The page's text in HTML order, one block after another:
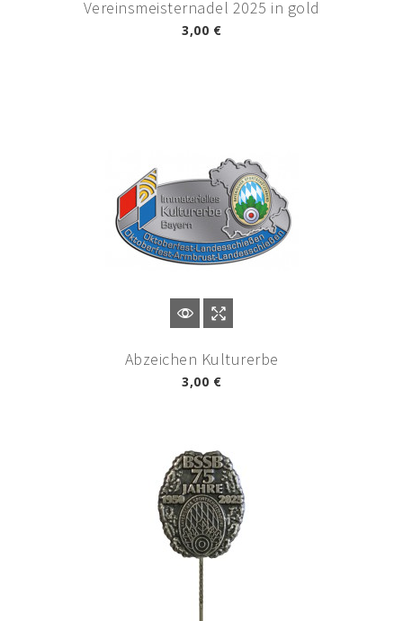
Vereinsmeisternadel 2025 in gold
3,00 €
Abzeichen Kulturerbe
3,00 €